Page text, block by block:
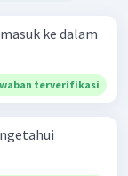
ke dalam
terverifikasi